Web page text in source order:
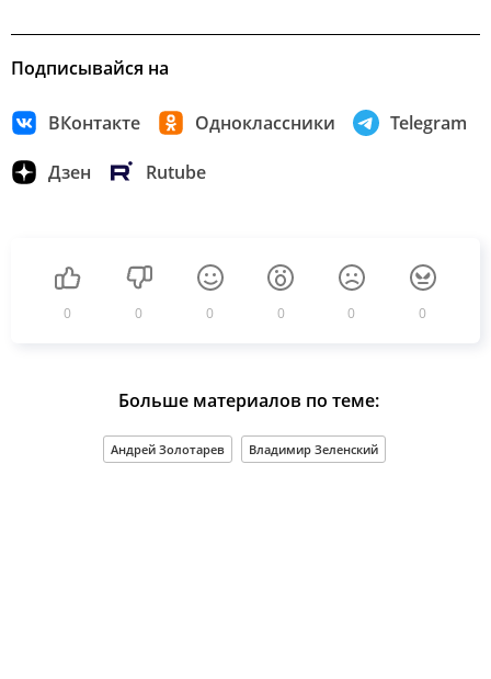
Подписывайся на
ВКонтакте Одноклассники Telegram
Дзен Rutube
0 0 0 0 0 0
Больше материалов по теме:
Андрей Золотарев Владимир Зеленский